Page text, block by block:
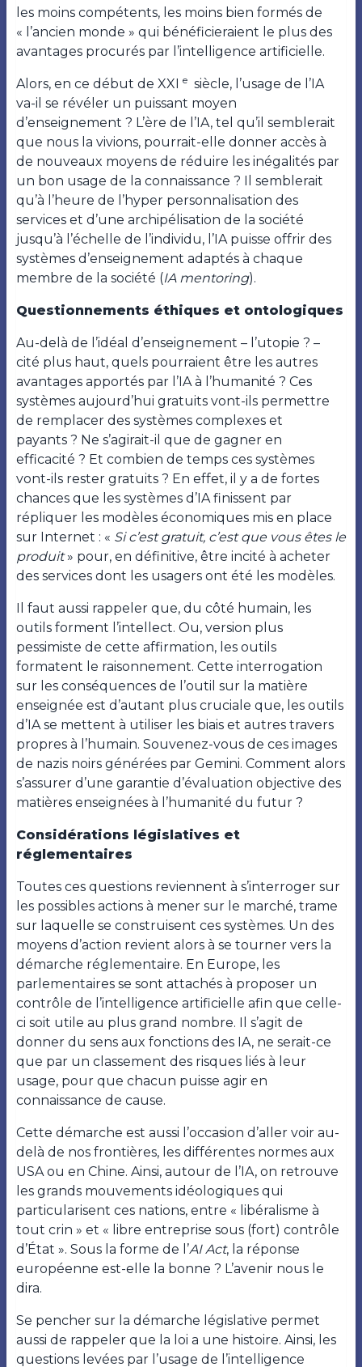
les moins compétents, les moins bien formés de
« l’ancien monde » qui bénéficieraient le plus des
avantages procurés par l’intelligence artificielle.
Alors, en ce début de XXI e siècle, l’usage de l’IA
va-il se révéler un puissant moyen
d’enseignement ? L’ère de l’IA, tel qu’il semblerait
que nous la vivions, pourrait-elle donner accès à
de nouveaux moyens de réduire les inégalités par
un bon usage de la connaissance ? Il semblerait
qu’à l’heure de l’hyper personnalisation des
services et d’une archipélisation de la société
jusqu’à l’échelle de l’individu, l’IA puisse offrir des
systèmes d’enseignement adaptés à chaque
membre de la société (IA mentoring).
Questionnements éthiques et ontologiques
Au-delà de l’idéal d’enseignement – l’utopie ? –
cité plus haut, quels pourraient être les autres
avantages apportés par l’IA à l’humanité ? Ces
systèmes aujourd’hui gratuits vont-ils permettre
de remplacer des systèmes complexes et
payants ? Ne s’agirait-il que de gagner en
efficacité ? Et combien de temps ces systèmes
vont-ils rester gratuits ? En effet, il y a de fortes
chances que les systèmes d’IA finissent par
répliquer les modèles économiques mis en place
sur Internet : « Si c’est gratuit, c’est que vous êtes le
produit» pour, en définitive, être incité à acheter
des services dont les usagers ont été les modèles.
Il faut aussi rappeler que, du côté humain, les
outils forment l’intellect. Ou, version plus
pessimiste de cette affirmation, les outils
formatent le raisonnement. Cette interrogation
sur les conséquences de l’outil sur la matière
enseignée est d’autant plus cruciale que, les outils
d’IA se mettent à utiliser les biais et autres travers
propres à l’humain. Souvenez-vous de ces images
de nazis noirs générées par Gemini. Comment alors
s’assurer d’une garantie d’évaluation objective des
matières enseignées à l’humanité du futur ?
Considérations législatives et
réglementaires
Toutes ces questions reviennent à s’interroger sur
les possibles actions à mener sur le marché, trame
sur laquelle se construisent ces systèmes. Un des
moyens d’action revient alors à se tourner vers la
démarche réglementaire. En Europe, les
parlementaires se sont attachés à proposer un
contrôle de l’intelligence artificielle afin que celle-
ci soit utile au plus grand nombre. Il s’agit de
donner du sens aux fonctions des IA, ne serait-ce
que par un classement des risques liés à leur
usage, pour que chacun puisse agir en
connaissance de cause.
Cette démarche est aussi l’occasion d’aller voir au-
delà de nos frontières, les différentes normes aux
USA ou en Chine. Ainsi, autour de l’IA, on retrouve
les grands mouvements idéologiques qui
particularisent ces nations, entre « libéralisme à
tout crin » et « libre entreprise sous (fort) contrôle
d’État ». Sous la forme de l’AI Act, la réponse
européenne est-elle la bonne ? L’avenir nous le
dira.
Se pencher sur la démarche législative permet
aussi de rappeler que la loi a une histoire. Ainsi, les
questions levées par l’usage de l’intelligence